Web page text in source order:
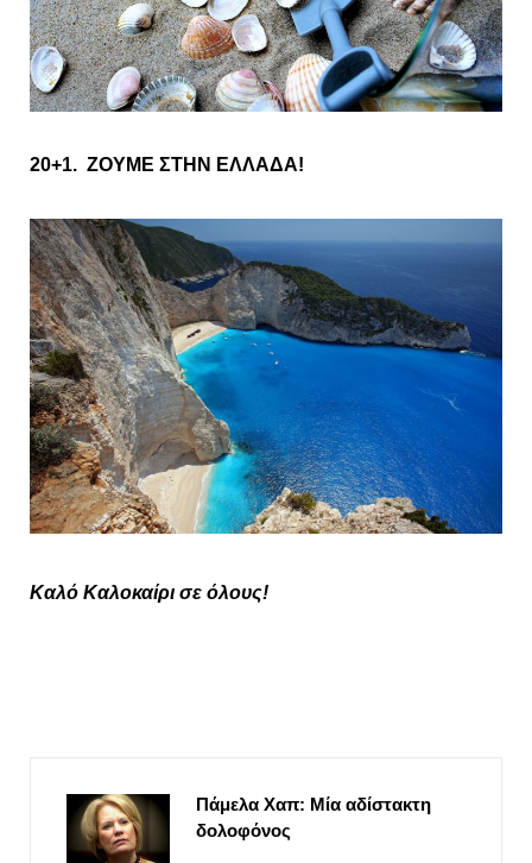
20+1. ΖΟΥΜΕ ΣΤΗΝ ΕΛΛΑΔΑ!
Καλό Καλοκαίρι σε όλους!
Πάμελα Χαπ: Μία αδίστακτη
δολοφόνος